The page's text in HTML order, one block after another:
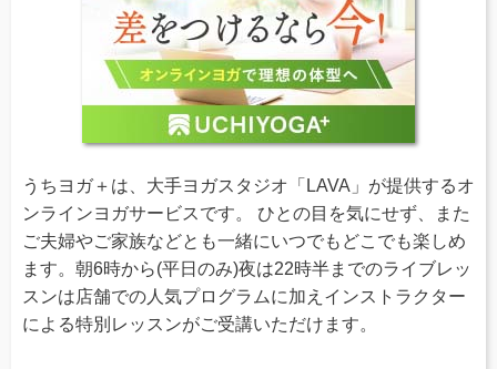
うちヨガ＋は、大手ヨガスタジオ「LAVA」が提供するオ
ンラインヨガサービスです。 ひとの目を気にせず、また
ご夫婦やご家族などとも一緒にいつでもどこでも楽しめ
ます。朝6時から(平日のみ)夜は22時半までのライブレッ
スンは店舗での人気プログラムに加えインストラクター
による特別レッスンがご受講いただけます。